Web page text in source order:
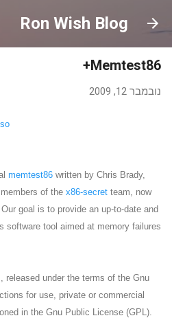
דילוג לתוכן
Ron Wish Blog
Memtest86+
נובמבר 12, 2009
memtest86 written by Chris Brady,
of the x86-secret team, now
. Our goal is to provide an up-to-date and
software tool aimed at memory failures
released under the terms of the Gnu
for use, private or commercial
in the Gnu Public License (GPL).